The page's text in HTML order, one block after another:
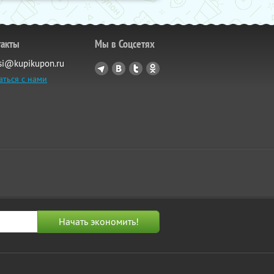
с нами
Мы в Соцсетях